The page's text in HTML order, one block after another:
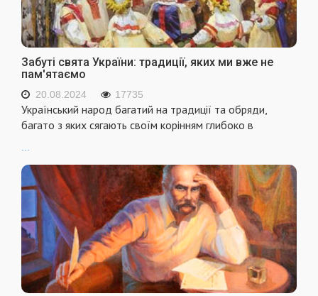
Забуті свята України: традиції, яких ми вже не
пам'ятаємо
20.08.2024 17735
Український народ багатий на традиції та обряди,
багато з яких сягають своїм корінням глибоко в
...